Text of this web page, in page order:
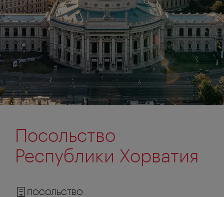
Посольство
Республики Хорватия
ПОСОЛЬСТВО